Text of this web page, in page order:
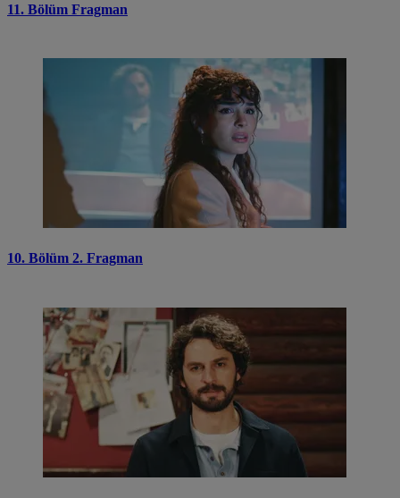
11. Bölüm Fragman
10. Bölüm 2. Fragman